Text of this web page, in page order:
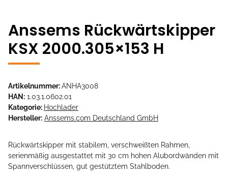
Anssems Rückwärtskipper
KSX 2000.305×153 H
Artikelnummer:ANHA3008
HAN: 1.03.1.0602.01
Kategorie: Hochlader
Hersteller: Anssems.com Deutschland GmbH
Rückwärtskipper mit stabilem, verschweißten Rahmen,
serienmäßig ausgestattet mit 30 cm hohen Alubordwänden mit
Spannverschlüssen, gut gestütztem Stahlboden.